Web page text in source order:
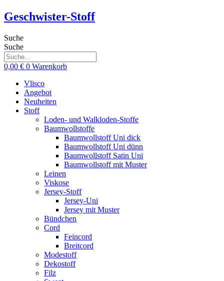
Zum
Inhalt
Geschwister-Stoff
Suche
Suche
0,00 € 0 Warenkorb
Vlisco
Angebot
Neuheiten
Stoff
Loden- und Walkloden-Stoffe
Baumwollstoffe
Baumwollstoff Uni dick
Baumwollstoff Uni dünn
Baumwollstoff Satin Uni
Baumwollstoff mit Muster
Leinen
Viskose
Jersey-Stoff
Jersey-Uni
Jersey mit Muster
Bündchen
Cord
Feincord
Breitcord
Modestoff
Dekostoff
Filz